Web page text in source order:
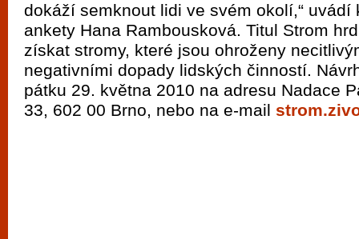
dokáží semknout lidi ve svém okolí,“ uvádí
ankety Hana Rambousková. Titul Strom
získat stromy, které jsou ohroženy
negativními dopady lidských činností.
pátku 29. května 2010 na adresu Nadace
33, 602 00 Brno, nebo na e-mail